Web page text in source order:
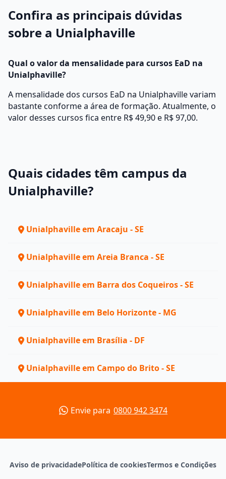
Confira as principais dúvidas
sobre a Unialphaville
Qual o valor da mensalidade para cursos EaD na
Unialphaville?
A mensalidade dos cursos EaD na Unialphaville variam
bastante conforme a área de formação. Atualmente, o
valor desses cursos fica entre R$ 49,90 e R$ 97,00.
Quais cidades têm campus da
Unialphaville?
Unialphaville em Aracaju - SE
Unialphaville em Areia Branca - SE
Unialphaville em Barra dos Coqueiros - SE
Unialphaville em Belo Horizonte - MG
Unialphaville em Brasília - DF
Unialphaville em Campo do Brito - SE
Envie para 0800 942 3474
Aviso de privacidadePolítica de cookiesTermos e Condições